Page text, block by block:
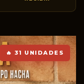
🔥 31 UNIDADES